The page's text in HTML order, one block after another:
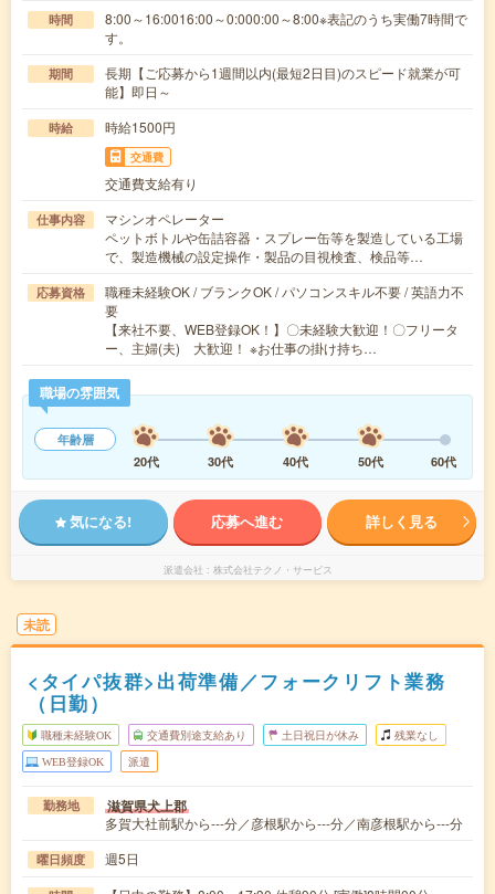
時間
8:00～16:0016:00～0:000:00～8:00※表記のうち実働7時間で
す。
期間
長期【ご応募から1週間以内(最短2日目)のスピード就業が可
能】即日～
時給 時給1500円
交通費
交通費支給有り
仕事内容
マシンオペレーター
ペットボトルや缶詰容器・スプレー缶等を製造している工場
で、製造機械の設定操作・製品の目視検査、検品等…
応募資格
職種未経験OK / ブランクOK / パソコンスキル不要 / 英語力不
要
【来社不要、WEB登録OK！】〇未経験大歓迎！〇フリータ
ー、主婦(夫) 大歓迎！ ※お仕事の掛け持ち…
職場の雰囲気
年齢層
20代
30代 40代 50代 60代
気になる! 応募へ進む 詳しく見る
派遣会社 株式会社テクノ・サービス
未読
<タイパ抜群>出荷準備／フォークリフト業務
（日勤）
職種未経験OK 交通費別途支給あり 土日祝日が休み 残業なし
WEB登録OK 派遣
勤務地 滋賀県犬上郡
多賀大社前駅から---分／彦根駅から---分／南彦根駅から---分
曜日頻度 週5日